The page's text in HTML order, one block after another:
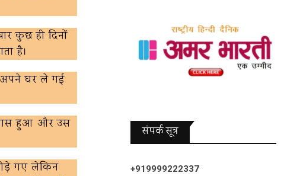
कुछ ही दिनों
है।
अपने घर ले गई
हुआ और उस
गए लेकिन
संपर्क सूत्र
+919999222337